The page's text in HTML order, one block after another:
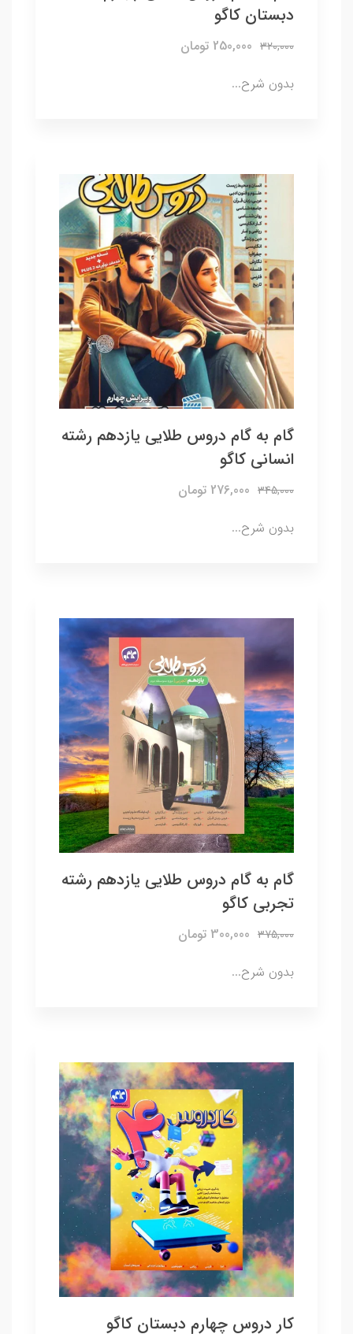
دبستان کاگو
320,000 250,000 تومان
بدون شرح...
گام به گام دروس طلایی یازدهم رشته
انسانی کاگو
345,000 276,000 تومان
بدون شرح...
گام به گام دروس طلایی یازدهم رشته
تجربی کاگو
375,000 300,000 تومان
بدون شرح...
کار دروس چهارم دبستان کاگو